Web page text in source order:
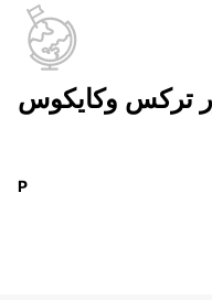
تركس وكايكوس
P